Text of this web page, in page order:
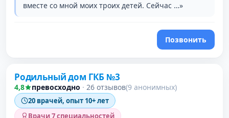
вместе со мной моих троих детей. Сейчас …»
Позвонить
Родильный дом ГКБ №3
4,8 превосходно · 26 отзывов(9 анонимных)
20 врачей, опыт 10+ лет
Врачи 7 специальностей